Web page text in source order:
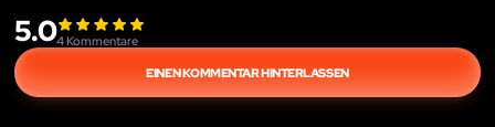
5.04Kommentare
EINEN KOMMENTAR HINTERLASSEN